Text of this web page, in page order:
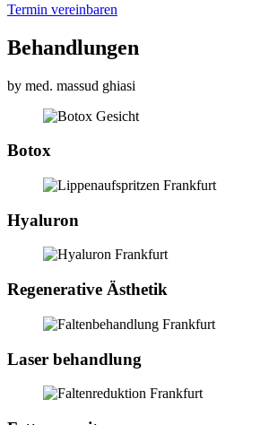
Termin vereinbaren
Behandlungen
by med. massud ghiasi
Botox
Hyaluron
Regenerative Ästhetik
Laser behandlung